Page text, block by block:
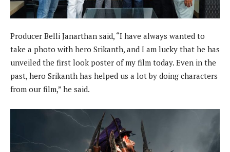
Producer Belli Janarthan said, “I have always wanted to
take a photo with hero Srikanth, and I am lucky that he has
unveiled the first look poster of my film today. Even in the
past, hero Srikanth has helped us a lot by doing characters
from our film,” he said.